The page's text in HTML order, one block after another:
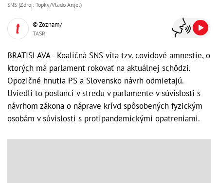
SNS (Zdroj: Topky/Vlado Anjel)
© Zoznam/
TASR
BRATISLAVA - Koaličná SNS víta tzv. covidové amnestie, o
ktorých má parlament rokovať na aktuálnej schôdzi.
Opozičné hnutia PS a Slovensko návrh odmietajú.
Uviedli to poslanci v stredu v parlamente v súvislosti s
návrhom zákona o náprave krívd spôsobených fyzickým
osobám v súvislosti s protipandemickými opatreniami.